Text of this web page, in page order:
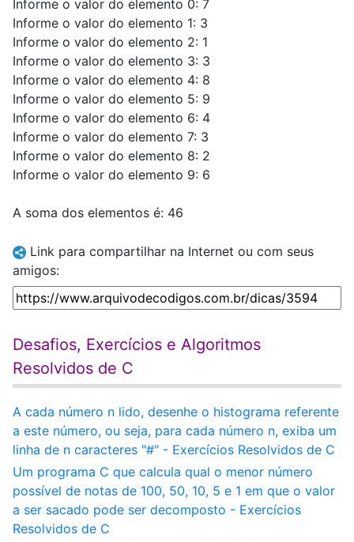
Informe o valor do elemento 0: 7
Informe o valor do elemento 1: 3
Informe o valor do elemento 2: 1
Informe o valor do elemento 3: 3
Informe o valor do elemento 4: 8
Informe o valor do elemento 5: 9
Informe o valor do elemento 6: 4
Informe o valor do elemento 7: 3
Informe o valor do elemento 8: 2
Informe o valor do elemento 9: 6
A soma dos elementos é: 46
Link para compartilhar na Internet ou com seus
amigos:
Desafios, Exercícios e Algoritmos
Resolvidos de C
A cada número n lido, desenhe o histograma referente
a este número, ou seja, para cada número n, exiba um
linha de n caracteres "#" - Exercícios Resolvidos de C
Um programa C que calcula qual o menor número
possível de notas de 100, 50, 10, 5 e 1 em que o valor
a ser sacado pode ser decomposto - Exercícios
Resolvidos de C